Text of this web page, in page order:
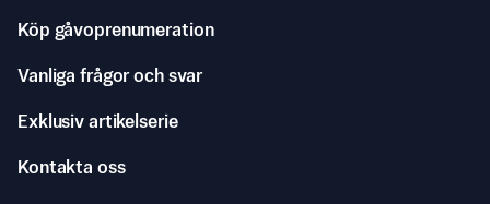
Köp gåvoprenumeration
Vanliga frågor och svar
Exklusiv artikelserie
Kontakta oss